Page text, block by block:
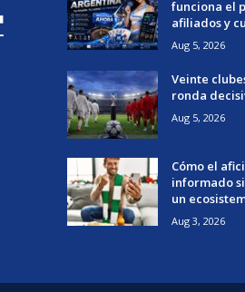
funciona el
afiliados y
Aug 5, 2026
Veinte
ronda
Aug 5, 2026
Cómo el
informado
un
Aug 3, 2026